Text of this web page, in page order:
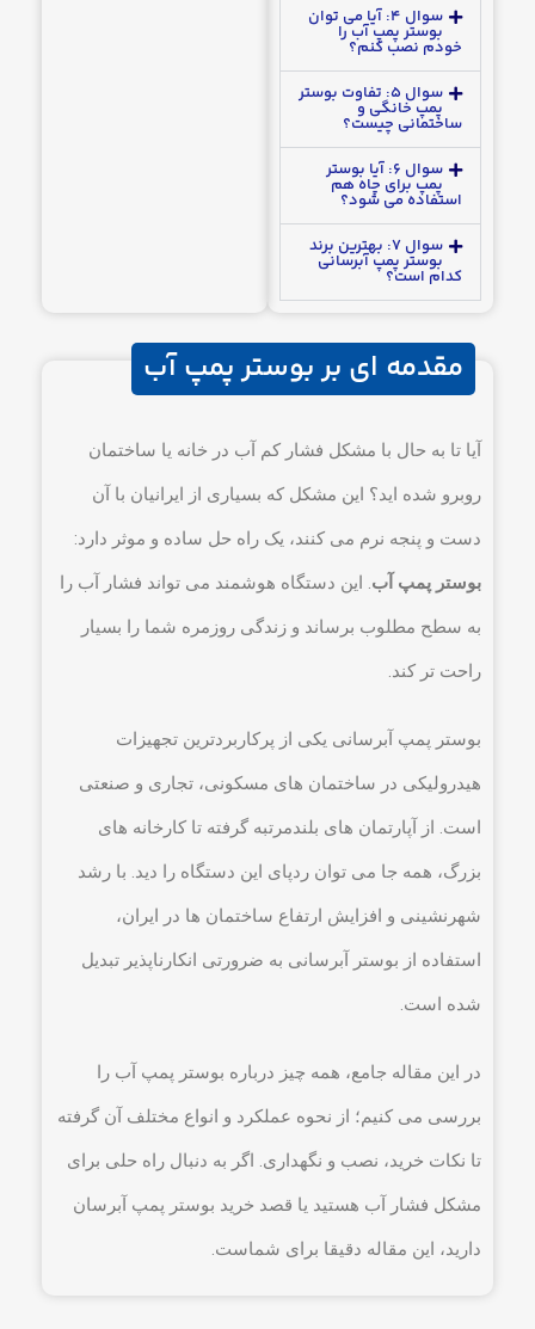
سوال ۴: آیا می توان
بوستر پمپ آب را
خودم نصب کنم؟
سوال ۵: تفاوت بوستر
پمپ خانگی و
ساختمانی چیست؟
سوال ۶: آیا بوستر
پمپ برای چاه هم
استفاده می شود؟
سوال ۷: بهترین برند
بوستر پمپ آبرسانی
کدام است؟
کاملاً حل شد.»
رضا امیری نظر مشتریان در
ساختمان‌های مسکونی
مقدمه ای بر بوستر پمپ آب
آیا تا به حال با مشکل فشار کم آب در خانه یا ساختمان
روبرو شده اید؟ این مشکل که بسیاری از ایرانیان با آن
دست و پنجه نرم می کنند، یک راه حل ساده و موثر دارد:
بوستر پمپ آب. این دستگاه هوشمند می تواند فشار آب را
به سطح مطلوب برساند و زندگی روزمره شما را بسیار
راحت تر کند.
بوستر پمپ آبرسانی یکی از پرکاربردترین تجهیزات
هیدرولیکی در ساختمان های مسکونی، تجاری و صنعتی
است. از آپارتمان های بلندمرتبه گرفته تا کارخانه های
بزرگ، همه جا می توان ردپای این دستگاه را دید. با رشد
شهرنشینی و افزایش ارتفاع ساختمان ها در ایران،
استفاده از بوستر آبرسانی به ضرورتی انکارناپذیر تبدیل
شده است.
در این مقاله جامع، همه چیز درباره بوستر پمپ آب را
بررسی می کنیم؛ از نحوه عملکرد و انواع مختلف آن گرفته
تا نکات خرید، نصب و نگهداری. اگر به دنبال راه حلی برای
مشکل فشار آب هستید یا قصد خرید بوستر پمپ آبرسان
دارید، این مقاله دقیقا برای شماست.